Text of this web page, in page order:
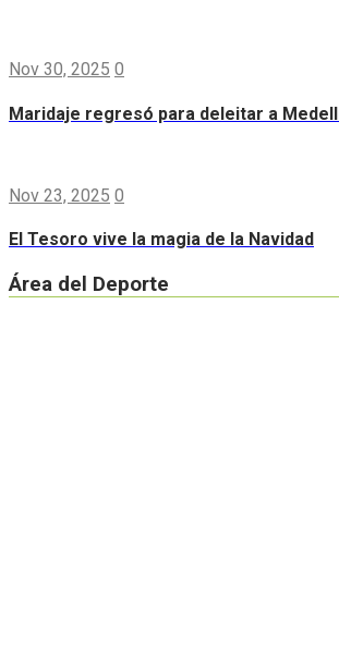
Nov 30, 2025 0
Maridaje regresó para deleitar a
Nov 23, 2025 0
El Tesoro vive la magia de la Navidad
Área del Deporte